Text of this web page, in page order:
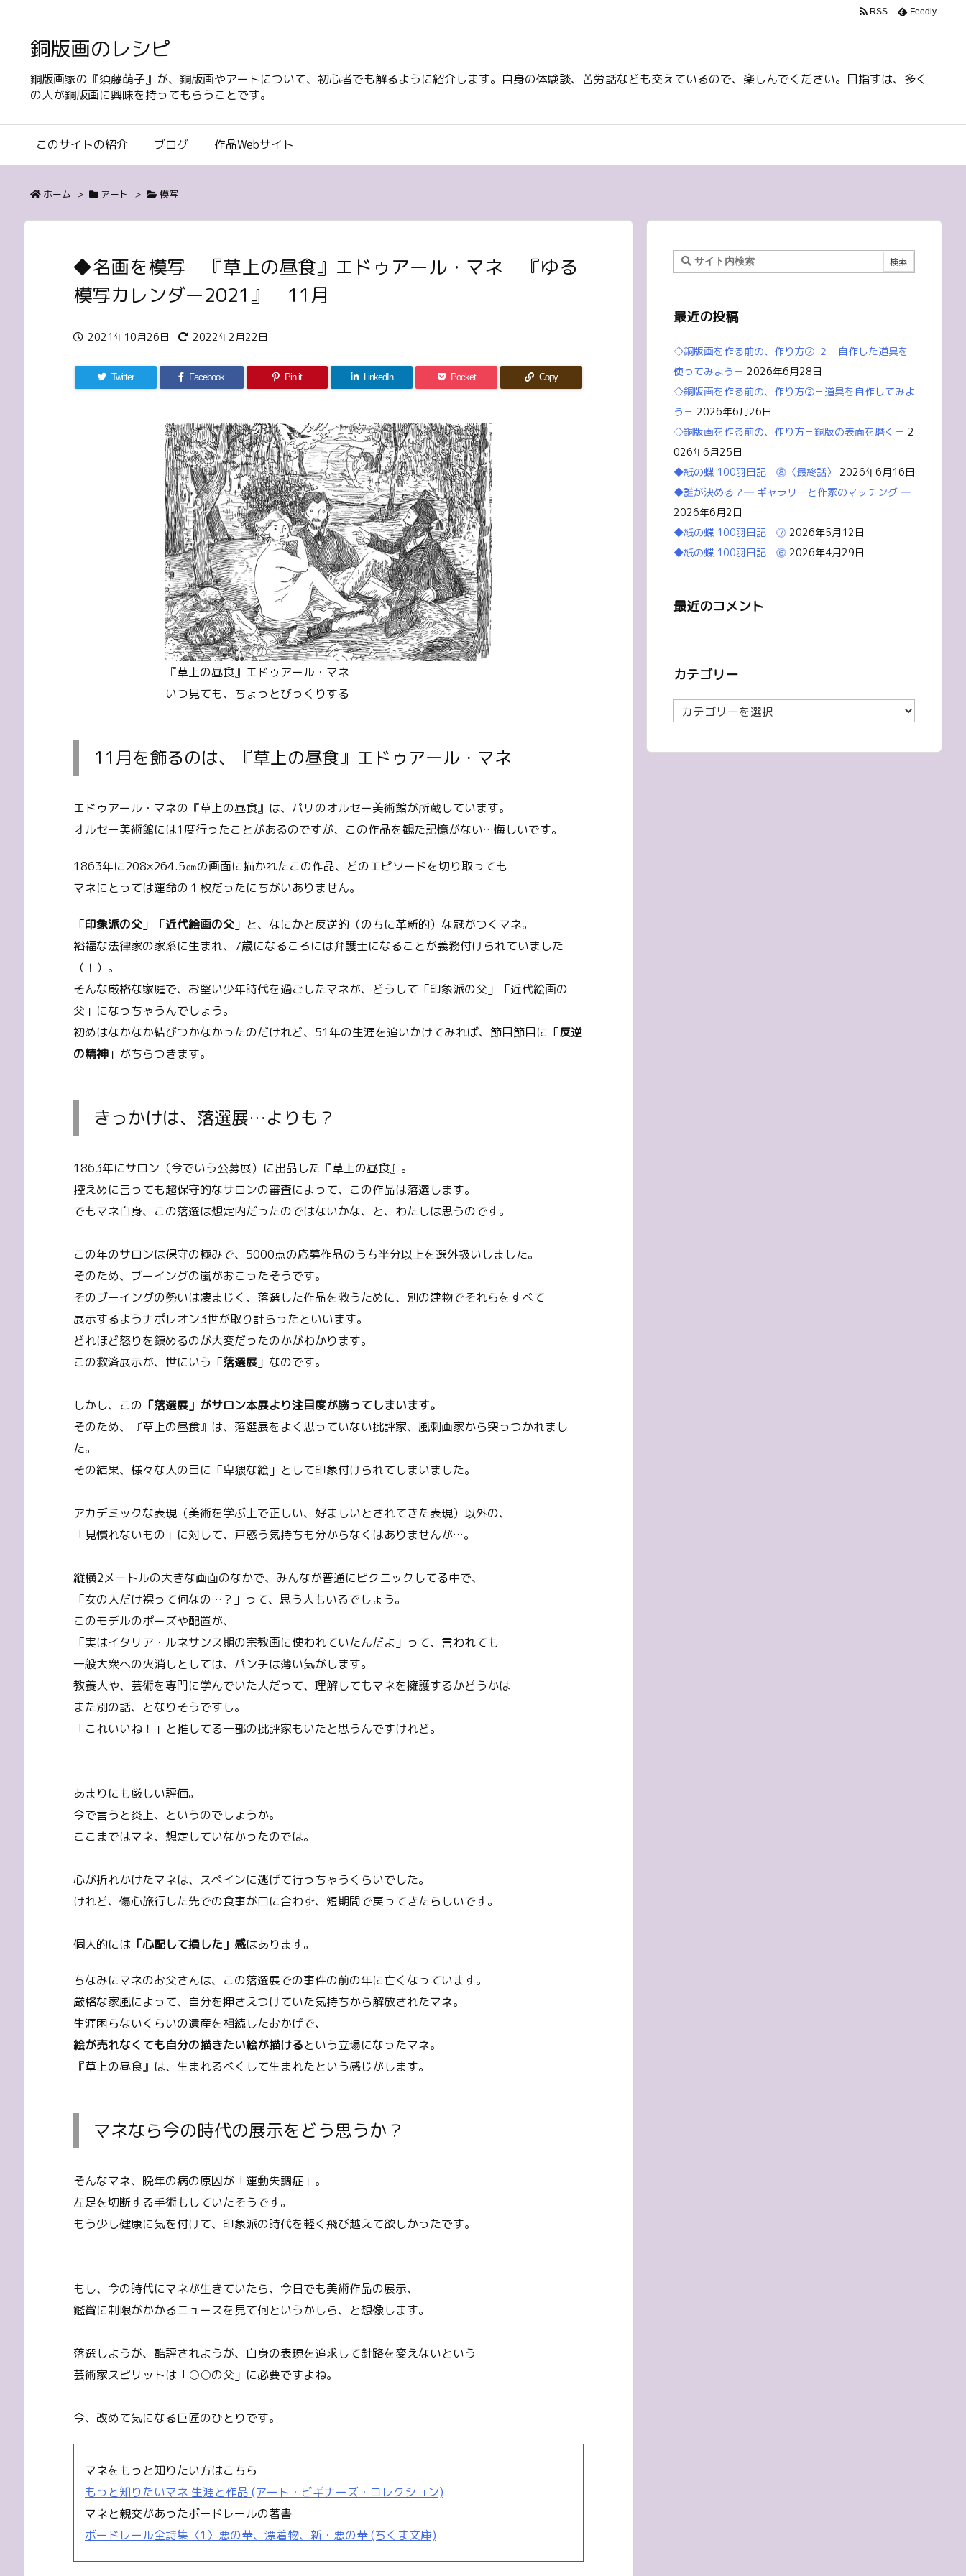
銅版画のレシピ
銅版画家の『須藤萌子』が、銅版画やアートについて、初心者でも解るように紹介します。自身の体験談、苦労話なども交えているので、楽しんでください。目指すは、多く
の人が銅版画に興味を持ってもらうことです。
このサイトの紹介 ブログ 作品Webサイト
RSS Feedly
ホーム > アート > 模写
◆名画を模写 『草上の昼食』エドゥアール・マネ 『ゆる
模写カレンダー2021』 11月
2021年10月26日 2022年2月22日
Twitter Facebook Pin it LinkedIn Pocket Copy
『草上の昼食』エドゥアール・マネ
いつ見ても、ちょっとびっくりする
11月を飾るのは、『草上の昼食』エドゥアール・マネ
エドゥアール・マネの『草上の昼食』は、パリのオルセー美術館が所蔵しています。
オルセー美術館には1度行ったことがあるのですが、この作品を観た記憶がない…悔しいです。
1863年に208×264.5㎝の画面に描かれたこの作品、どのエピソードを切り取っても
マネにとっては運命の１枚だったにちがいありません。
「印象派の父 」「近代絵画の父 」と、なにかと反逆的（のちに革新的）な冠がつくマネ。
裕福な法律家の家系に生まれ、7歳になるころには弁護士になることが義務付けられていました
（！）。
そんな厳格な家庭で、お堅い少年時代を過ごしたマネが、どうして「印象派の父」「近代絵画の
父」になっちゃうんでしょう。
初めはなかなか結びつかなかったのだけれど、51年の生涯を追いかけてみれば、節目節目に「反逆
の精神」がちらつきます。
きっかけは、落選展…よりも？
1863年にサロン（今でいう公募展）に出品した『草上の昼食』。
控えめに言っても超保守的なサロンの審査によって、この作品は落選します。
でもマネ自身、この落選は想定内だったのではないかな、と、わたしは思うのです。
この年のサロンは保守の極みで、5000点の応募作品のうち半分以上を選外扱いしました。
そのため、ブーイングの嵐がおこったそうです。
そのブーイングの勢いは凄まじく、落選した作品を救うために、別の建物でそれらをすべて
展示するようナポレオン3世が取り計らったといいます。
どれほど怒りを鎮めるのが大変だったのかがわかります。
この救済展示が、世にいう「落選展 」なのです。
しかし、この 「落選展」がサロン本展より注目度が勝ってしまいます。
そのため、『草上の昼食』は、落選展をよく思っていない批評家、風刺画家から突っつかれまし
た。
その結果、様々な人の目に「卑猥な絵」として印象付けられてしまいました。
アカデミックな表現（美術を学ぶ上で正しい、好ましいとされてきた表現）以外の、
「見慣れないもの」に対して、戸惑う気持ちも分からなくはありませんが…。
縦横2メートルの大きな画面のなかで、みんなが普通にピクニックしてる中で、
「女の人だけ裸って何なの…？」って、思う人もいるでしょう。
このモデルのポーズや配置が、
「実はイタリア・ルネサンス期の宗教画に使われていたんだよ」って、言われても
一般大衆への火消しとしては、パンチは薄い気がします。
教養人や、芸術を専門に学んでいた人だって、理解してもマネを擁護するかどうかは
また別の話、となりそうですし。
「これいいね！」と推してる一部の批評家もいたと思うんですけれど。
あまりにも厳しい評価。
今で言うと炎上、というのでしょうか。
ここまではマネ、想定していなかったのでは。
心が折れかけたマネは、スペインに逃げて行っちゃうくらいでした。
けれど、傷心旅行した先での食事が口に合わず、短期間で戻ってきたらしいです。
個人的には 「心配して損した」感はあります。
ちなみにマネのお父さんは、この落選展での事件の前の年に亡くなっています。
厳格な家風によって、自分を押さえつけていた気持ちから解放されたマネ。
生涯困らないくらいの遺産を相続したおかげで、
絵が売れなくても自分の描きたい絵が描けるという立場になったマネ。
『草上の昼食』は、生まれるべくして生まれたという感じがします。
マネなら今の時代の展示をどう思うか？
そんなマネ、晩年の病の原因が「運動失調症」。
左足を切断する手術もしていたそうです。
もう少し健康に気を付けて、印象派の時代を軽く飛び越えて欲しかったです。
もし、今の時代にマネが生きていたら、今日でも美術作品の展示、
鑑賞に制限がかかるニュースを見て何というかしら、と想像します。
落選しようが、酷評されようが、自身の表現を追求して針路を変えないという
芸術家スピリットは「○○の父」に必要ですよね。
今、改めて気になる巨匠のひとりです。
マネをもっと知りたい方はこちら
もっと知りたいマネ 生涯と作品 (アート・ビギナーズ・コレクション)
マネと親交があったボードレールの著書
ボードレール全詩集〈1〉悪の華、漂着物、新・悪の華 (ちくま文庫)
最近の投稿
◇銅版画を作る前の、作り方②₋２－自作した道具を
使ってみよう－ 2026年6月28日
◇銅版画を作る前の、作り方②－道具を自作してみよ
う－ 2026年6月26日
◇銅版画を作る前の、作り方－銅版の表面を磨く－ 2
026年6月25日
◆紙の蝶 100羽日記 ⓼〈最終話〉
2026年6月16日
◆誰が決める？― ギャラリーと作家のマッチング ―
2026年6月2日
◆紙の蝶 100羽日記 ⓻ 2026年5月12日
◆紙の蝶 100羽日記 ⓺ 2026年4月29日
最近のコメント
カテゴリー
カ
テ
リ